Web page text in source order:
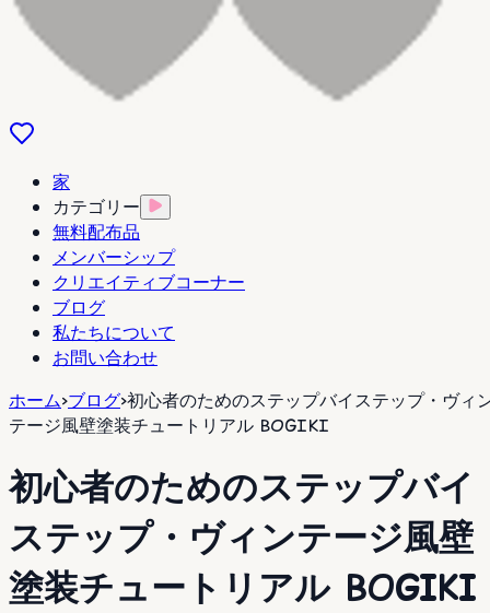
家
カテゴリー
無料配布品
メンバーシップ
クリエイティブコーナー
ブログ
私たちについて
お問い合わせ
ホーム>ブログ>初心者のためのステップバイステップ・ヴィ
テージ風壁塗装チュートリアル BOGIKI
初心者のためのステップバイ
ステップ・ヴィンテージ風壁
塗装チュートリアル BOGIKI